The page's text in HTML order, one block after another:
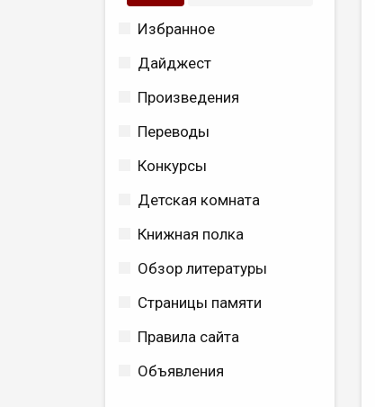
Избранное
Дайджест
Произведения
Переводы
Конкурсы
Детская комната
Книжная полка
Обзор литературы
Страницы памяти
Правила сайта
Объявления